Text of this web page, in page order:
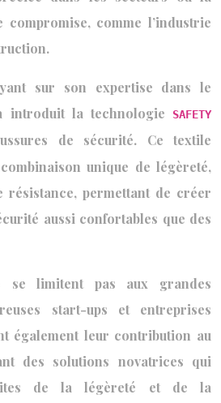
comme l’industrie
sur son expertise dans le
introduit la technologie
SAFETY
de sécurité. Ce textile
unique de légèreté,
permettant de créer
aussi confortables que des
se limitent pas aux grandes
start-ups et entreprises
également leur contribution au
des solutions novatrices qui
de la légèreté et de la